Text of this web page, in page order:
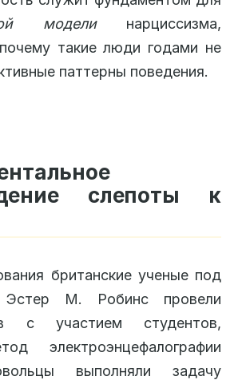
моделинарциссизма,
такие люди годами не
паттерны поведения.
слепоты к
британские ученые под
Эстер М. Робинс провели
с участием студентов,
электроэнцефалографии
выполняли задачу